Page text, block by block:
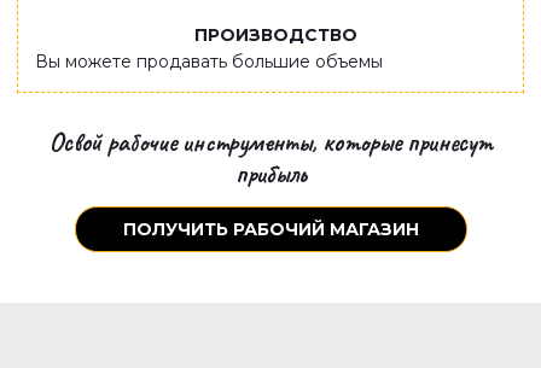
ПРОИЗВОДСТВО
Вы можете продавать большие объемы
ПОЛУЧИТЬ РАБОЧИЙ МАГАЗИН
Освой рабочие инструменты, которые принесут
прибыль